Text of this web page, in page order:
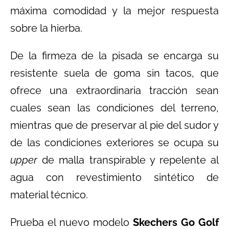
máxima comodidad y la mejor respuesta
sobre la hierba.
De la firmeza de la pisada se encarga su
resistente suela de goma sin tacos, que
ofrece una extraordinaria tracción sean
cuales sean las condiciones del terreno,
mientras que de preservar al pie del sudor y
de las condiciones exteriores se ocupa su
upperde malla transpirable y repelente al
agua con revestimiento sintético de
material técnico.
Prueba el nuevo modelo Skechers Go Golf